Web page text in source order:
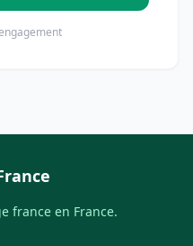
france en France.